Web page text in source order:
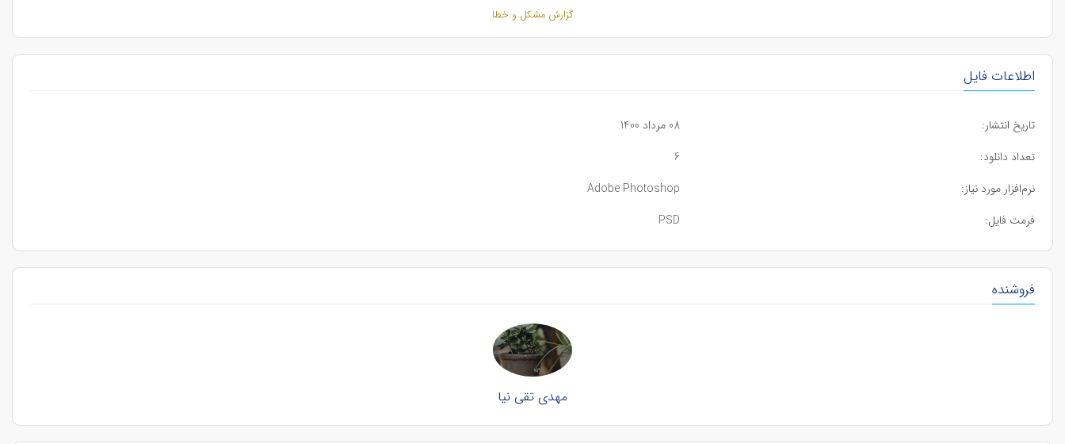
گزارش مشکل و خطا
اطلاعات فایل
تاریخ انتشار:
08 مرداد 1400
تعداد دانلود:
6
نرم‌افزار مورد نیاز:
Adobe Photoshop
فرمت فایل:
PSD
فروشنده
مهدی تقی نیا